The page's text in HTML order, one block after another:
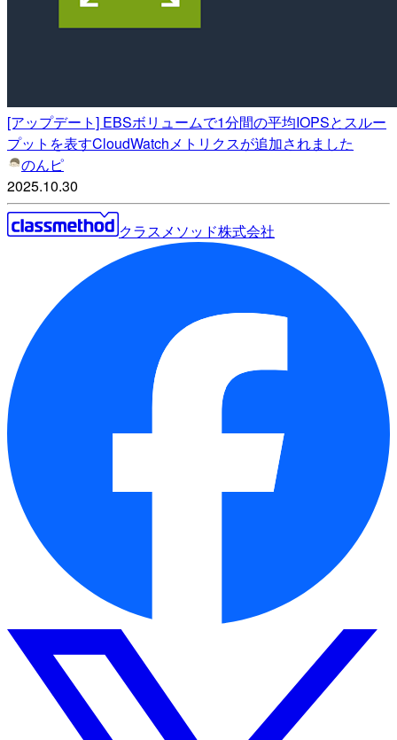
[アップデート] EBSボリュームで1分間の平均IOPSとスルー
プットを表すCloudWatchメトリクスが追加されました
のんピ
2025.10.30
クラスメソッド株式会社